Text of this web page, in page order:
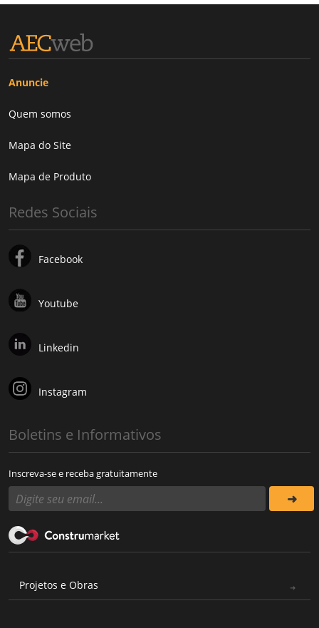
Anuncie
Quem somos
Mapa do Site
Mapa de Produto
Redes Sociais
Facebook
Youtube
Linkedin
Instagram
Boletins e Informativos
Inscreva-se e receba gratuitamente
Projetos e Obras